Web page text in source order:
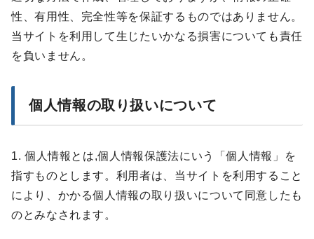
性、有用性、完全性等を保証するものではありません。
当サイトを利用して生じたいかなる損害についても責任
を負いません。
個人情報の取り扱いについて
1. 個人情報とは,個人情報保護法にいう「個人情報」を
指すものとします。利用者は、当サイトを利用すること
により、かかる個人情報の取り扱いについて同意したも
のとみなされます。